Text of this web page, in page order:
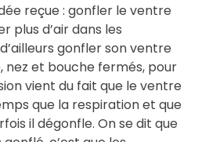
reçue : gonfler le ventre
plus d’air dans les
gonfler son ventre
nez et bouche fermés, pour
vient du fait que le ventre
que la respiration et que
il dégonfle. On se dit que